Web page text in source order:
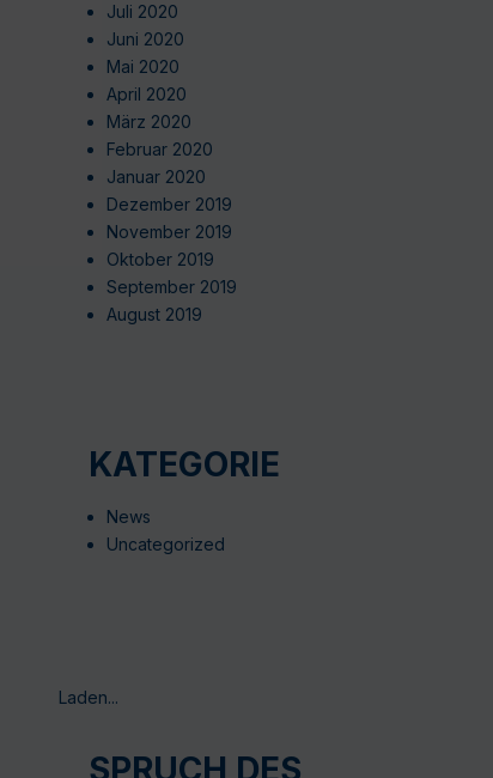
Juli 2020
Juni 2020
Mai 2020
April 2020
März 2020
Februar 2020
Januar 2020
Dezember 2019
November 2019
Oktober 2019
September 2019
August 2019
KATEGORIE
News
Uncategorized
Laden...